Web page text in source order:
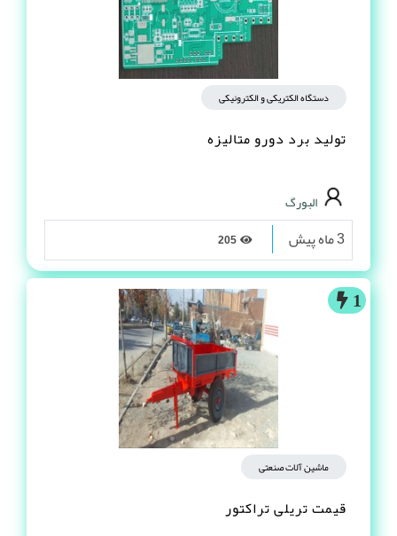
دستگاه الکتریکی و الکترونیکی
تولید برد دورو متالیزه
البورگ
3 ماه پیش
1
ماشین آلات صنعتی
قیمت تریلی تراکتور